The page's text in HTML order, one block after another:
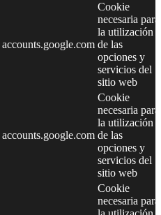
accounts.google.com
Cookie
necesaria para
la utilización
de las
opciones y
servicios del
sitio web
accounts.google.com
Cookie
necesaria para
la utilización
de las
opciones y
servicios del
sitio web
Cookie
necesaria para